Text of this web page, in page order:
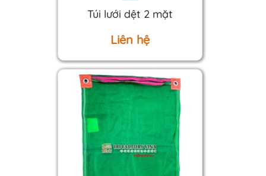
Túi lưới dệt 2 mặt
Liên hệ